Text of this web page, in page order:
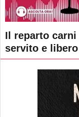
Il reparto
servito e